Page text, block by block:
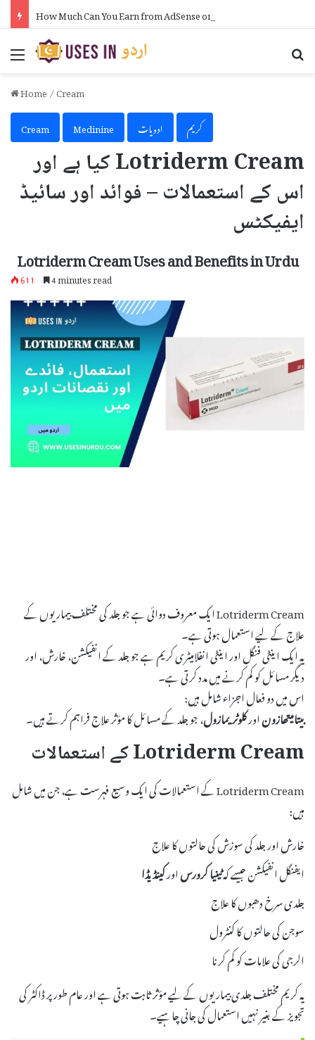
How Much Can You Earn from AdSense on Blogger in Urdu
Menu
Home/Cream
Cream
Medinine ادویات کریم
Lotriderm Cream کیا ہے اور
اس کے استعمالات – فوائد اور سائیڈ
ایفیکٹس
Lotriderm Cream Uses and Benefits in Urdu
611 4 minutes read
Lotriderm Cream ایک معروف دوائی ہے جو جلد کی مختلف بیماریوں کے
علاج کے لیے استعمال ہوتی ہے۔
یہ ایک اینٹی فنگل اور اینٹی انفلامیٹری کریم ہے جو جلد کے انفیکشن، خارش، اور
دیگر مسائل کو کم کرنے میں مدد کرتی ہے۔
اس میں دو فعال اجزاء شامل ہیں:
بیتامیتھازوناورکلوٹریمازول، جو جلد کے مسائل کا مؤثر علاج فراہم کرتے ہیں۔
Lotriderm Cream کے استعمالات
Lotriderm Cream کے استعمالات کی ایک وسیع فہرست ہے، جن میں شامل
ہیں:
خارش اور جلد کی سوزش کی حالتوں کا علاج
ایفنگل انفیکشن جیسے کہٹینیا کرورساورکینڈیڈا
جلدی سرخ دھبوں کا علاج
سوجن کی حالتوں کا کنٹرول
الرجی کی علامات کو کم کرنا
یہ کریم مختلف جلدی بیماریوں کے لیے مؤثر ثابت ہوتی ہے اور عام طور پر ڈاکٹر کی
تجویز کے بغیر نہیں استعمال کی جانی چاہیے۔